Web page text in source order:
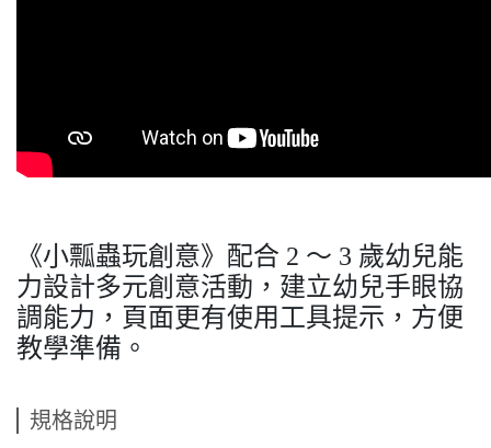
《小瓢蟲玩創意》配合 2 ～ 3 歲幼兒能
力設計多元創意活動，建立幼兒手眼協
調能力，頁面更有使用工具提示，方便
教學準備。
規格說明